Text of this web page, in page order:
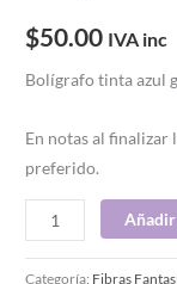
$50.00 IVA inc
Bolígrafo tinta azul
En notas al finalizar
preferido.
Categoría: Fibras